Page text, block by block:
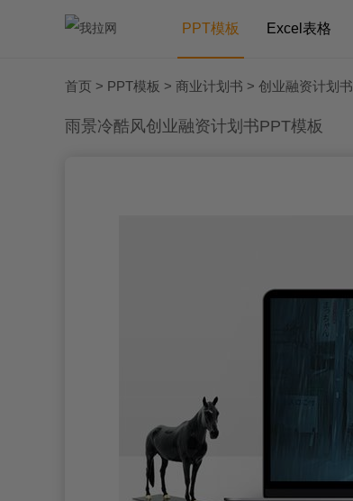
PPT模板 Excel表格
首页 > PPT模板 > 商业计划书 > 创业融资计划书
雨景冷酷风创业融资计划书PPT模板